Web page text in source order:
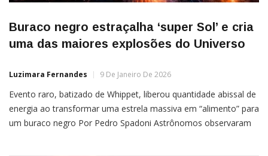
Buraco negro estraçalha ‘super Sol’ e cria
uma das maiores explosões do Universo
Luzimara Fernandes 9 De Janeiro De 2026
Evento raro, batizado de Whippet, liberou quantidade abissal de
energia ao transformar uma estrela massiva em “alimento” para
um buraco negro Por Pedro Spadoni Astrônomos observaram